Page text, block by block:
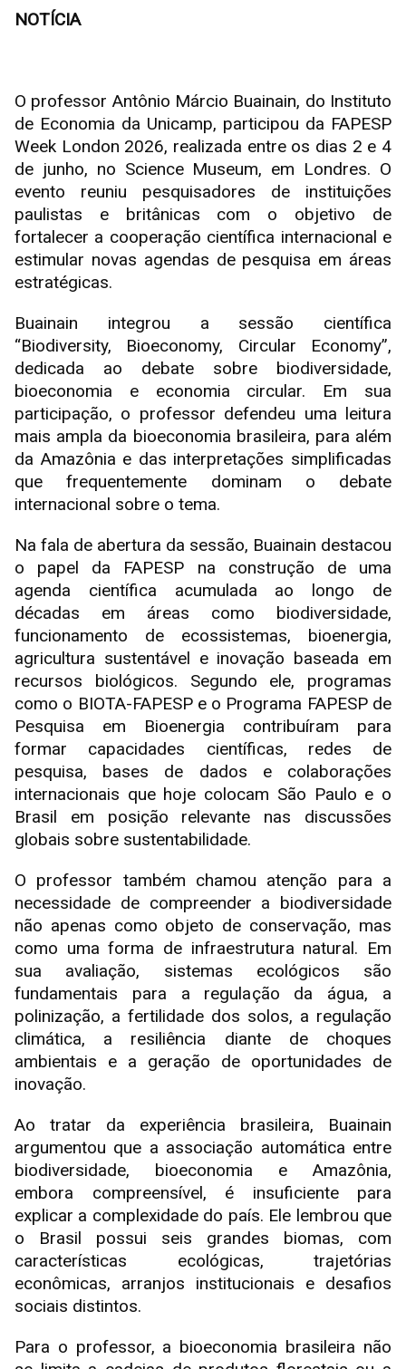
NOTÍCIA
O professor Antônio Márcio Buainain, do Instituto
de Economia da Unicamp, participou da FAPESP
Week London 2026, realizada entre os dias 2 e 4
de junho, no Science Museum, em Londres. O
evento reuniu pesquisadores de instituições
paulistas e britânicas com o objetivo de
fortalecer a cooperação científica internacional e
estimular novas agendas de pesquisa em áreas
estratégicas.
Buainain integrou a sessão científica
“Biodiversity, Bioeconomy, Circular Economy”,
dedicada ao debate sobre biodiversidade,
bioeconomia e economia circular. Em sua
participação, o professor defendeu uma leitura
mais ampla da bioeconomia brasileira, para além
da Amazônia e das interpretações simplificadas
que frequentemente dominam o debate
internacional sobre o tema.
Na fala de abertura da sessão, Buainain destacou
o papel da FAPESP na construção de uma
agenda científica acumulada ao longo de
décadas em áreas como biodiversidade,
funcionamento de ecossistemas, bioenergia,
agricultura sustentável e inovação baseada em
recursos biológicos. Segundo ele, programas
como o BIOTA-FAPESP e o Programa FAPESP de
Pesquisa em Bioenergia contribuíram para
formar capacidades científicas, redes de
pesquisa, bases de dados e colaborações
internacionais que hoje colocam São Paulo e o
Brasil em posição relevante nas discussões
globais sobre sustentabilidade.
O professor também chamou atenção para a
necessidade de compreender a biodiversidade
não apenas como objeto de conservação, mas
como uma forma de infraestrutura natural. Em
sua avaliação, sistemas ecológicos são
fundamentais para a regulação da água, a
polinização, a fertilidade dos solos, a regulação
climática, a resiliência diante de choques
ambientais e a geração de oportunidades de
inovação.
Ao tratar da experiência brasileira, Buainain
argumentou que a associação automática entre
biodiversidade, bioeconomia e Amazônia,
embora compreensível, é insuficiente para
explicar a complexidade do país. Ele lembrou que
o Brasil possui seis grandes biomas, com
características ecológicas, trajetórias
econômicas, arranjos institucionais e desafios
sociais distintos.
Para o professor, a bioeconomia brasileira não